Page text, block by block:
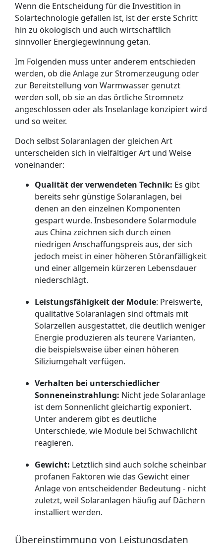
Wenn die Entscheidung für die Investition in
Solartechnologie gefallen ist, ist der erste Schritt
hin zu ökologisch und auch wirtschaftlich
sinnvoller Energiegewinnung getan.
Im Folgenden muss unter anderem entschieden
werden, ob die Anlage zur Stromerzeugung oder
zur Bereitstellung von Warmwasser genutzt
werden soll, ob sie an das örtliche Stromnetz
angeschlossen oder als Inselanlage konzipiert wird
und so weiter.
Doch selbst Solaranlagen der gleichen Art
unterscheiden sich in vielfältiger Art und Weise
voneinander:
Qualität der verwendeten Technik: Es gibt
bereits sehr günstige Solaranlagen, bei
denen an den einzelnen Komponenten
gespart wurde. Insbesondere Solarmodule
aus China zeichnen sich durch einen
niedrigen Anschaffungspreis aus, der sich
jedoch meist in einer höheren Störanfälligkeit
und einer allgemein kürzeren Lebensdauer
niederschlägt.
Leistungsfähigkeit der Module: Preiswerte,
qualitative Solaranlagen sind oftmals mit
Solarzellen ausgestattet, die deutlich weniger
Energie produzieren als teurere Varianten,
die beispielsweise über einen höheren
Siliziumgehalt verfügen.
Verhalten bei unterschiedlicher
Sonneneinstrahlung: Nicht jede Solaranlage
ist dem Sonnenlicht gleichartig exponiert.
Unter anderem gibt es deutliche
Unterschiede, wie Module bei Schwachlicht
reagieren.
Gewicht: Letztlich sind auch solche scheinbar
profanen Faktoren wie das Gewicht einer
Anlage von entscheidender Bedeutung - nicht
zuletzt, weil Solaranlagen häufig auf Dächern
installiert werden.
Übereinstimmung von Leistungsdaten